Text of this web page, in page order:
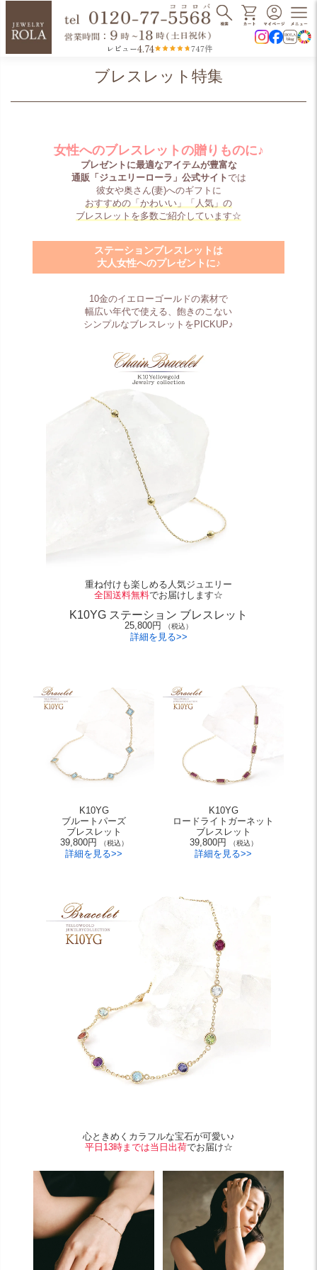
レビュー4.74 747件
ブレスレット特集
女性へのブレスレットの贈りものに♪
プレゼントに最適なアイテムが豊富な
通販「ジュエリーローラ」公式サイト では
彼女や奥さん(妻)へのギフトに
おすすめの「かわいい」「人気」の
ブレスレットを多数ご紹介しています☆
ステーションブレスレットは
大人女性へのプレゼントに♪
10金のイエローゴールドの素材で
幅広い年代で使える、飽きのこない
シンプルなブレスレットをPICKUP♪
重ね付けも楽しめる人気ジュエリー
全国送料無料でお届けします☆
K10YG ステーション ブレスレット
25,800円 （税込）
詳細を見る>>
K10YG
ブルートパーズ
ブレスレット
39,800円
（税込）
詳細を見る>>
K10YG
ロードライトガーネット
ブレスレット
39,800円
（税込）
詳細を見る>>
心ときめくカラフルな宝石が可愛い♪
平日13時までは当日出荷でお届け☆